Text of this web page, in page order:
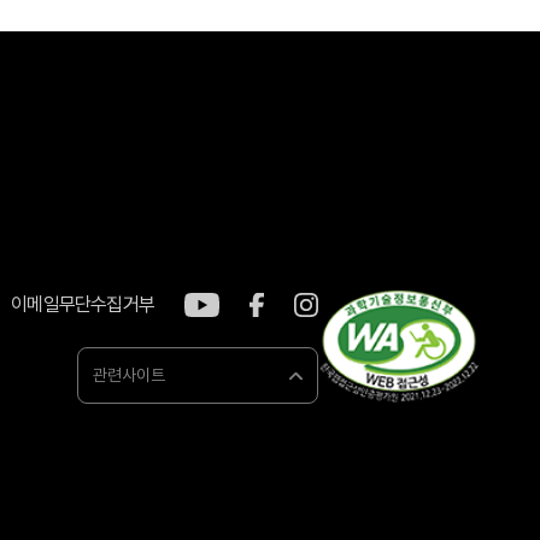
이메일무단수집거부
관련사이트